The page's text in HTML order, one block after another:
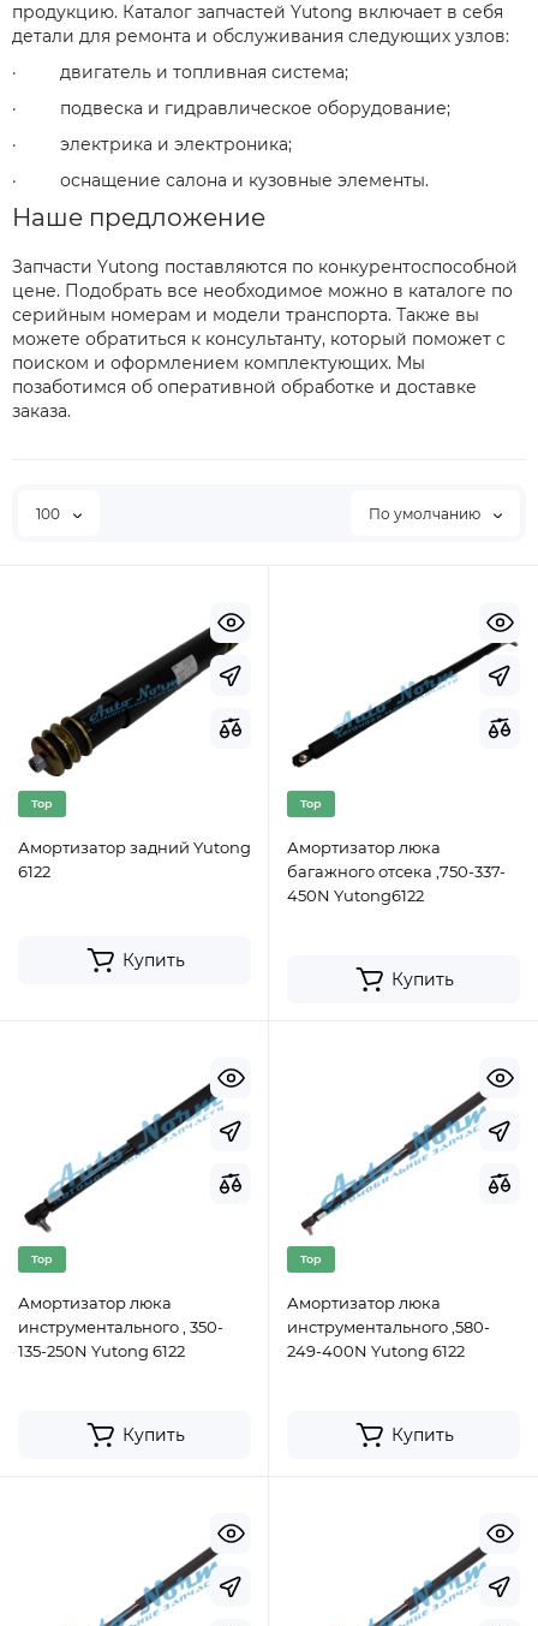
продукцию. Каталог запчастей Yutong включает в себя
детали для ремонта и обслуживания следующих узлов:
· двигатель и топливная система;
· подвеска и гидравлическое оборудование;
· электрика и электроника;
· оснащение салона и кузовные элементы.
Наше предложение
Запчасти Yutong поставляются по конкурентоспособной
цене. Подобрать все необходимое можно в каталоге по
серийным номерам и модели транспорта. Также вы
можете обратиться к консультанту, который поможет с
поиском и оформлением комплектующих. Мы
позаботимся об оперативной обработке и доставке
заказа.
100 По умолчанию
Top
Амортизатор задний Yutong
6122
Купить
Top
Амортизатор люка
багажного отсека ,750-337-
450N Yutong6122
Купить
Top
Амортизатор люка
инструментального , 350-
135-250N Yutong 6122
Купить
Top
Амортизатор люка
инструментального ,580-
249-400N Yutong 6122
Купить